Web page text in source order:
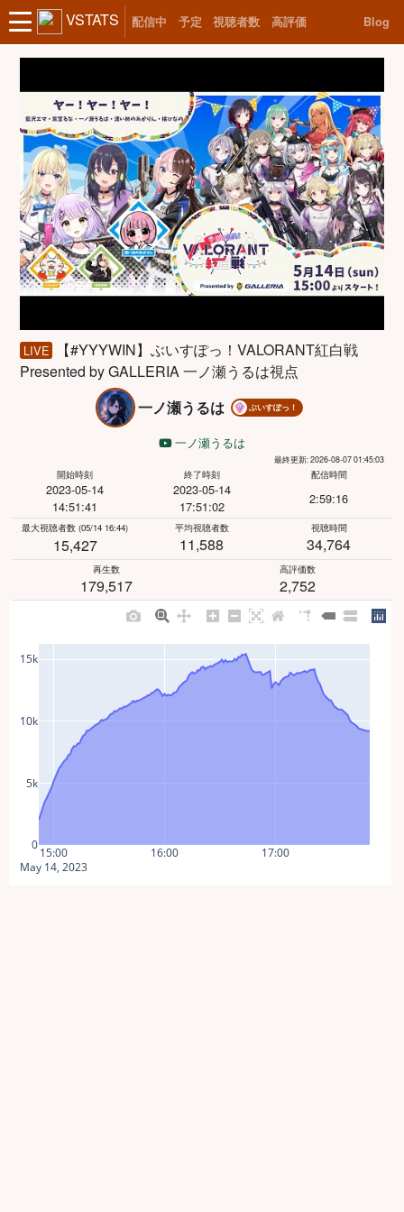
VSTATS 配信中 予定 視聴者数 高評価 Blog
LIVE
【#YYYWIN】ぶいすぽっ！VALORANT紅白戦
Presented by GALLERIA 一ノ瀬うるは視点
一ノ瀬うるは
ぶいすぽっ！
一ノ瀬うるは
最終更新: 2026-08-07 01:45:03
開始時刻
2023-05-14
14:51:41
終了時刻
2023-05-14
17:51:02
配信時間
2:59:16
最大視聴者数 (05/14 16:44)
15,427
平均視聴者数
11,588
視聴時間
34,764
再生数
179,517
高評価数
2,752
15:00
May 14, 2023
16:00 17:00
0
5k
10k
15k